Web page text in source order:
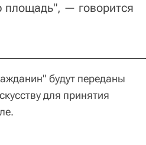
площадь", — говорится
будут переданы
для принятия